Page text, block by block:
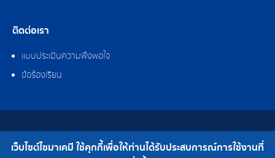
ติดต่อเรา
แบบประเมินความพึงพอใจ
ข้อร้องเรียน
สงวนลิขสิทธิ์ © 2562 บริษัท ไซมาเคมี จำกัด
เว็บไซต์ไซมาเคมี ใช้คุกกี้เพื่อให้ท่านได้รับประสบการณ์การใช้งานที่